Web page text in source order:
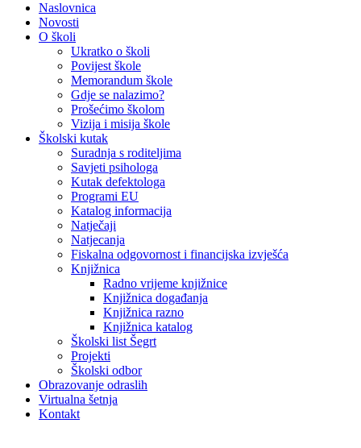
Naslovnica
Novosti
O školi
Ukratko o školi
Povijest škole
Memorandum škole
Gdje se nalazimo?
Prošećimo školom
Vizija i misija škole
Školski kutak
Suradnja s roditeljima
Savjeti psihologa
Kutak defektologa
Programi EU
Katalog informacija
Natječaji
Natjecanja
Fiskalna odgovornost i financijska izvješća
Knjižnica
Radno vrijeme knjižnice
Knjižnica događanja
Knjižnica razno
Knjižnica katalog
Školski list Šegrt
Projekti
Školski odbor
Obrazovanje odraslih
Virtualna šetnja
Kontakt